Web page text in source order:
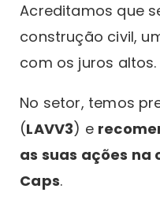
Acreditamos que
construção civil,
com os juros altos.
No setor, temos
(LAVV3) e
as suas ações na
Caps.